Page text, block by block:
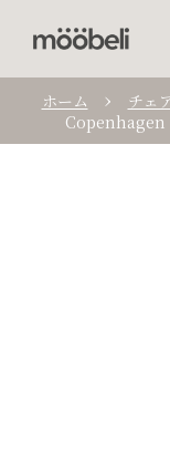
ホーム チェ
Copenhagen